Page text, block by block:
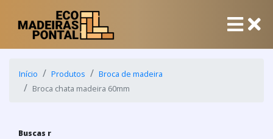
Início Produtos
Broca de madeira
Broca chata madeira 60mm
Buscas r